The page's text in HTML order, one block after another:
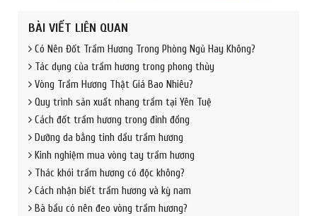
BÀI VIẾT LIÊN QUAN
Có Nên Đốt Trầm Hương Trong Phòng Ngủ Hay Không?
Tác dụng của trầm hương trong phong thủy
Vòng Trầm Hương Thật Giá Bao Nhiêu?
Quy trình sản xuất nhang trầm tại Yên Tuệ
Cách đốt trầm hương trong đỉnh đồng
Dưỡng da bằng tinh dầu trầm hương
Kinh nghiệm mua vòng tay trầm hương
Thác khói trầm hương có độc không?
Cách nhận biết trầm hương và kỳ nam
Bà bầu có nên đeo vòng trầm hương?